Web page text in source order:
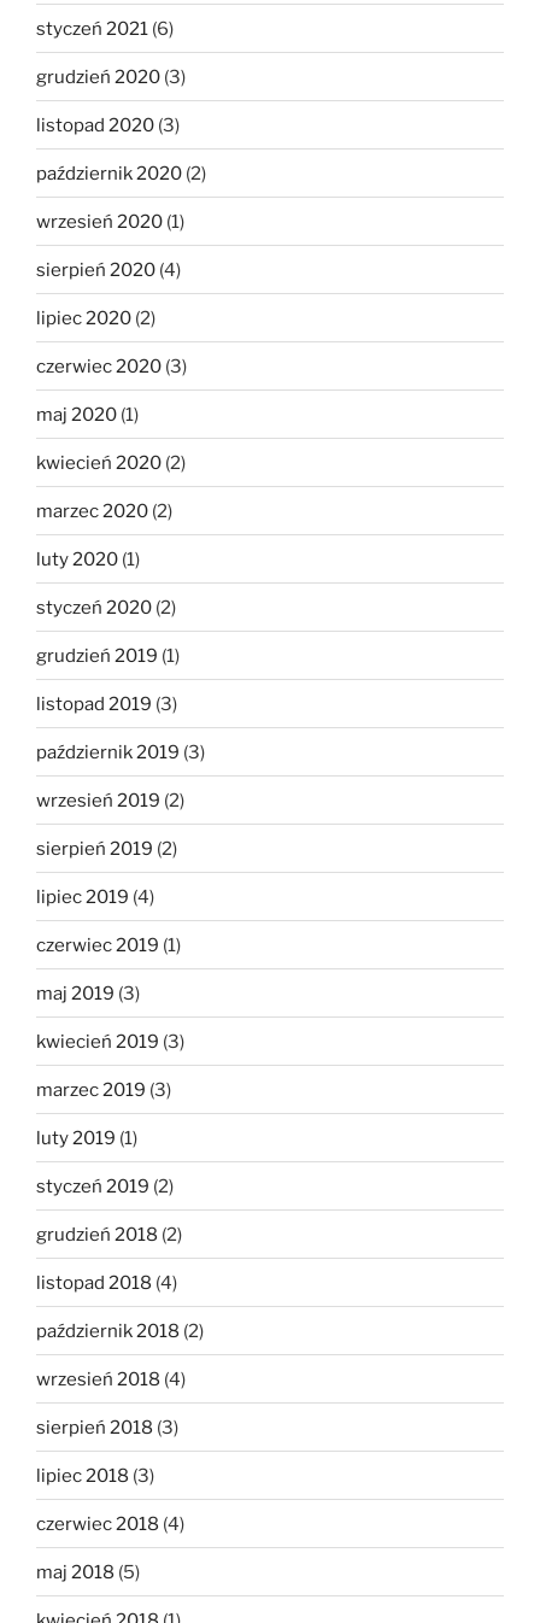
styczeń 2021 (6)
grudzień 2020 (3)
listopad 2020 (3)
październik 2020 (2)
wrzesień 2020 (1)
sierpień 2020 (4)
lipiec 2020 (2)
czerwiec 2020 (3)
maj 2020 (1)
kwiecień 2020 (2)
marzec 2020 (2)
luty 2020 (1)
styczeń 2020 (2)
grudzień 2019 (1)
listopad 2019 (3)
październik 2019 (3)
wrzesień 2019 (2)
sierpień 2019 (2)
lipiec 2019 (4)
czerwiec 2019 (1)
maj 2019 (3)
kwiecień 2019 (3)
marzec 2019 (3)
luty 2019 (1)
styczeń 2019 (2)
grudzień 2018 (2)
listopad 2018 (4)
październik 2018 (2)
wrzesień 2018 (4)
sierpień 2018 (3)
lipiec 2018 (3)
czerwiec 2018 (4)
maj 2018 (5)